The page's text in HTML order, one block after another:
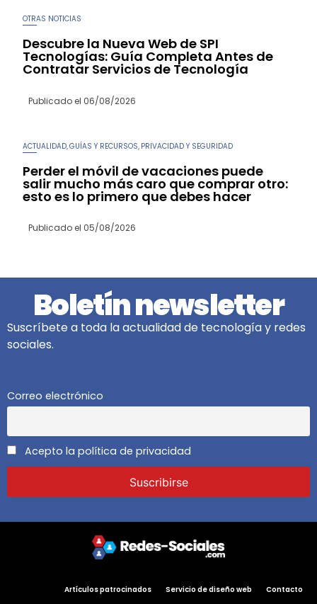
OTRAS NOTICIAS
Descubre la Nueva Web de SPI
Tecnologías: Guía Completa Antes de
Contratar Servicios de Tecnología
Publicado el 06/08/2026
ACTUALIDAD,GUÍAS Y RECURSOS, PRIVACIDAD Y SEGURIDAD
Perder el móvil de vacaciones puede
salir mucho más caro que comprar otro:
esto es lo primero que debes hacer
Publicado el 05/08/2026
Boletín newsletter
Suscríbete a toda la actualidad de tecnología y redes
sociales.
Correo electrónico
Acepto la política de privacidad
Artículos patrocinados Servicio de diseño web Contacto